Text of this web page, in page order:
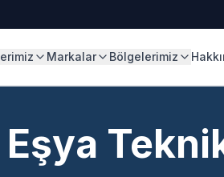
Markalar Bölgelerimiz